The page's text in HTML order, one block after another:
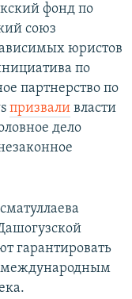
фонд по
союз
юристов
по
партнерство по
призвали власти
дело
гарантировать
международным